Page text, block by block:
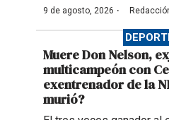
9 de agosto, 2026 ·
Muere Don Nelson,
multicampeón con
exentrenador de la
murió?